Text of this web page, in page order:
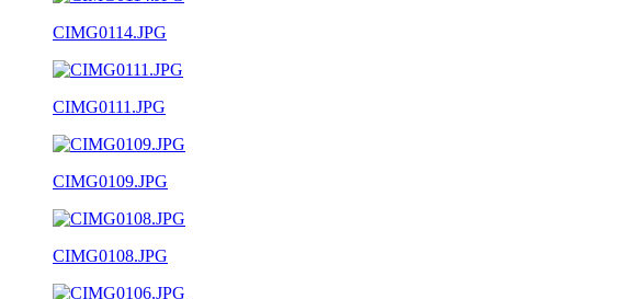
CIMG0114.JPG
CIMG0111.JPG
CIMG0109.JPG
CIMG0108.JPG